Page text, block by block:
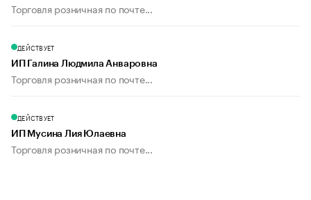
Торговля розничная по почте...
ДЕЙСТВУЕТ
ИП Галина Людмила Анваровна
Торговля розничная по почте...
ДЕЙСТВУЕТ
ИП Мусина Лия Юлаевна
Торговля розничная по почте...